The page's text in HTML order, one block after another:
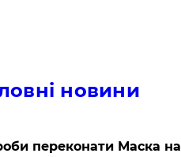
новини
переконати Маска на